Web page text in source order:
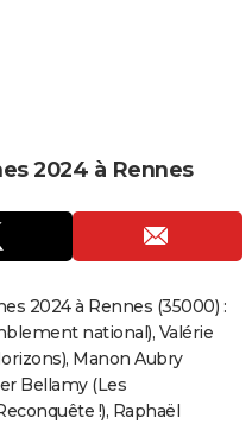
2024 à Rennes
2024 à Rennes (35000) :
national), Valérie
Manon Aubry
Bellamy (Les
!), Raphaël